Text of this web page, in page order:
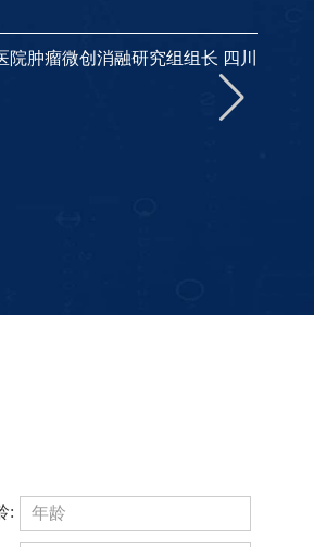
肿瘤微创消融研究组组长 四川
: